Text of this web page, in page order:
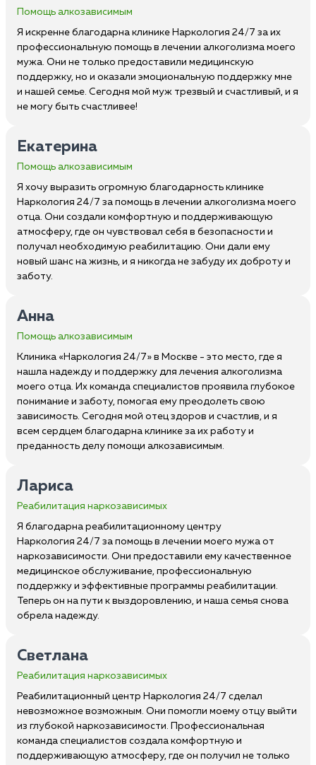
Помощь алкозависимым
Я искренне благодарна клинике Наркология 24/7 за их
профессиональную помощь в лечении алкоголизма моего
мужа. Они не только предоставили медицинскую
поддержку, но и оказали эмоциональную поддержку мне
и нашей семье. Сегодня мой муж трезвый и счастливый, и я
не могу быть счастливее!
Екатерина
Помощь алкозависимым
Я хочу выразить огромную благодарность клинике
Наркология 24/7 за помощь в лечении алкоголизма моего
отца. Они создали комфортную и поддерживающую
атмосферу, где он чувствовал себя в безопасности и
получал необходимую реабилитацию. Они дали ему
новый шанс на жизнь, и я никогда не забуду их доброту и
заботу.
Анна
Помощь алкозависимым
Клиника «Наркология 24/7» в Москве - это место, где я
нашла надежду и поддержку для лечения алкоголизма
моего отца. Их команда специалистов проявила глубокое
понимание и заботу, помогая ему преодолеть свою
зависимость. Сегодня мой отец здоров и счастлив, и я
всем сердцем благодарна клинике за их работу и
преданность делу помощи алкозависимым.
Лариса
Реабилитация наркозависимых
Я благодарна реабилитационному центру
Наркология 24/7 за помощь в лечении моего мужа от
наркозависимости. Они предоставили ему качественное
медицинское обслуживание, профессиональную
поддержку и эффективные программы реабилитации.
Теперь он на пути к выздоровлению, и наша семья снова
обрела надежду.
Светлана
Реабилитация наркозависимых
Реабилитационный центр Наркология 24/7 сделал
невозможное возможным. Они помогли моему отцу выйти
из глубокой наркозависимости. Профессиональная
команда специалистов создала комфортную и
поддерживающую атмосферу, где он получил не только